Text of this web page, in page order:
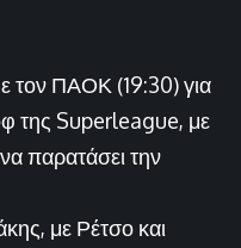
τον ΠΑΟΚ (19:30) για
της Superleague, με
παρατάσει την
με Ρέτσο και